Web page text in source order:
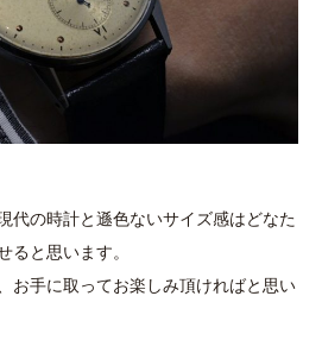
代の時計と遜色ないサイズ感はどなた
ると思います。
お手に取ってお楽しみ頂ければと思い